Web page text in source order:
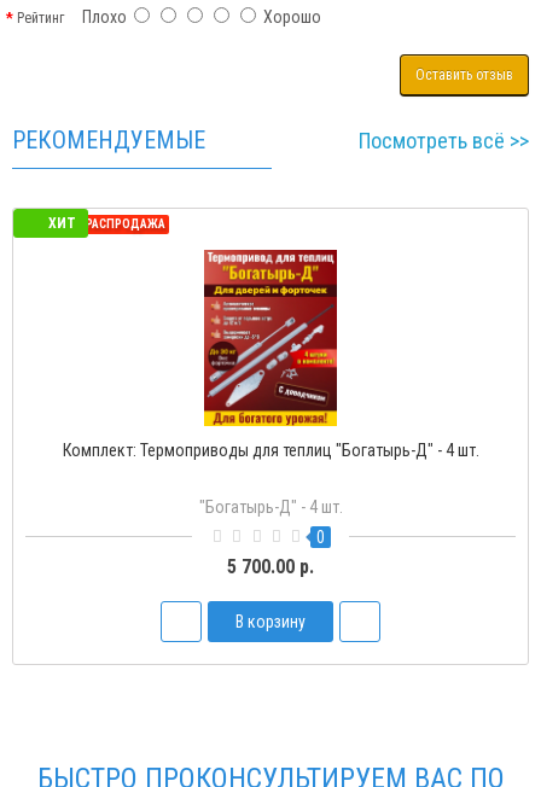
РейтингПлохо Хорошо
Оставить отзыв
РЕКОМЕНДУЕМЫЕ Посмотреть всё >>
ХИТ
СЕЗОННАЯ РАСПРОДАЖА
Комплект: Термоприводы для теплиц "Богатырь-Д" - 4 шт.
"Богатырь-Д" - 4 шт.
0
5 700.00 р.
В корзину
БЫСТРО ПРОКОНСУЛЬТИРУЕМ ВАС ПО